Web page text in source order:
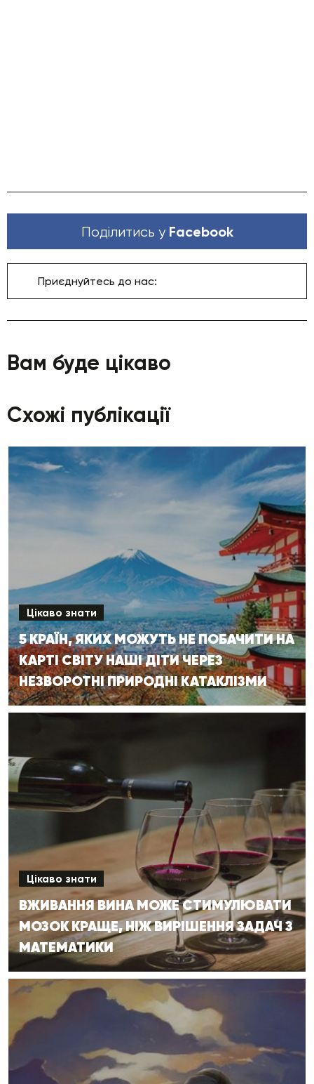
Поділитись у Facebook
Приєднуйтесь до нас:
Вам буде цікаво
Схожі публікації
Цікаво знати
5 КРАЇН, ЯКИХ МОЖУТЬ НЕ ПОБАЧИТИ НА
КАРТІ СВІТУ НАШІ ДІТИ ЧЕРЕЗ
НЕЗВОРОТНІ ПРИРОДНІ КАТАКЛІЗМИ
Цікаво знати
ВЖИВАННЯ ВИНА МОЖЕ СТИМУЛЮВАТИ
МОЗОК КРАЩЕ, НІЖ ВИРІШЕННЯ ЗАДАЧ З
МАТЕМАТИКИ